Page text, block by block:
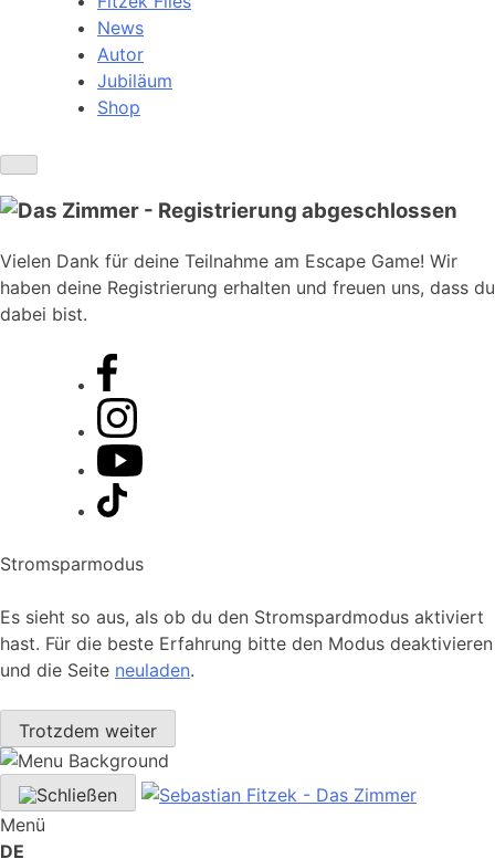
News
Autor
Jubiläum
Shop
Vielen Dank für deine Teilnahme am Escape Game! Wir
haben deine Registrierung erhalten und freuen uns, dass du
dabei bist.
Stromsparmodus
Es sieht so aus, als ob du den Stromspardmodus aktiviert
hast. Für die beste Erfahrung bitte den Modus deaktivieren
und die Seite neuladen.
Trotzdem weiter
Menü
DE